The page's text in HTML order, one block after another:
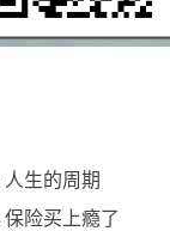
人生的周期
保险买上瘾了